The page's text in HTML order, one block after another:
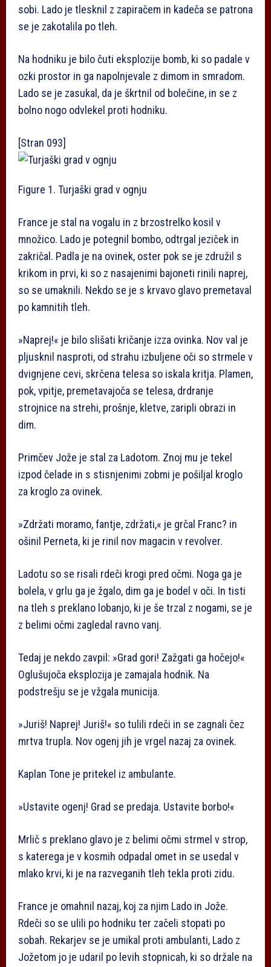
sobi. Lado je tlesknil z zapiračem in kadeča se patrona
se je zakotalila po tleh.
Na hodniku je bilo čuti eksplozije bomb, ki so padale v
ozki prostor in ga napolnjevale z dimom in smradom.
Lado se je zasukal, da je škrtnil od bolečine, in se z
bolno nogo odvlekel proti hodniku.
[Stran 093]
Figure 1. Turjaški grad v ognju
France je stal na vogalu in z brzostrelko kosil v
množico. Lado je potegnil bombo, odtrgal jeziček in
zakričal. Padla je na ovinek, oster pok se je združil s
krikom in prvi, ki so z nasajenimi bajoneti rinili naprej,
so se umaknili. Nekdo se je s krvavo glavo premetaval
po kamnitih tleh.
»Naprej!« je bilo slišati kričanje izza ovinka. Nov val je
pljusknil nasproti, od strahu izbuljene oči so strmele v
dvignjene cevi, skrčena telesa so iskala kritja. Plamen,
pok, vpitje, premetavajoča se telesa, drdranje
strojnice na strehi, prošnje, kletve, zaripli obrazi in
dim.
Primčev Jože je stal za Ladotom. Znoj mu je tekel
izpod čelade in s stisnjenimi zobmi je pošiljal kroglo
za kroglo za ovinek.
»Zdržati moramo, fantje, zdržati,« je grčal Franc? in
ošinil Perneta, ki je rinil nov magacin v revolver.
Ladotu so se risali rdeči krogi pred očmi. Noga ga je
bolela, v grlu ga je žgalo, dim ga je bodel v oči. In tisti
na tleh s preklano lobanjo, ki je še trzal z nogami, se je
z belimi očmi zagledal ravno vanj.
Tedaj je nekdo zavpil: »Grad gori! Zažgati ga hočejo!«
Oglušujoča eksplozija je zamajala hodnik. Na
podstrešju se je vžgala municija.
»Juriš! Naprej! Juriš!« so tulili rdeči in se zagnali čez
mrtva trupla. Nov ogenj jih je vrgel nazaj za ovinek.
Kaplan Tone je pritekel iz ambulante.
»Ustavite ogenj! Grad se predaja. Ustavite borbo!«
Mrlič s preklano glavo je z belimi očmi strmel v strop,
s katerega je v kosmih odpadal omet in se usedal v
mlako krvi, ki je na razveganih tleh tekla proti zidu.
France je omahnil nazaj, koj za njim Lado in Jože.
Rdeči so se ulili po hodniku ter začeli stopati po
sobah. Rekarjev se je umikal proti ambulanti, Lado z
Jožetom jo je udaril po levih stopnicah, ki so držale na